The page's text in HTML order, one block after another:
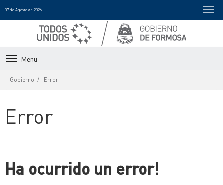
07 de Agosto de 2026
Menu
Gobierno Error
Error
Ha ocurrido un error!